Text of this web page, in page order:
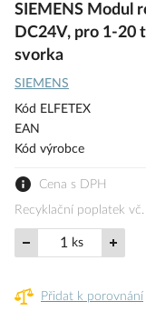
na
začátek
s
obrázky
SIEMENS Modul
DC24V, pro 1-20
svorka
SIEMENS
Kód ELFETEX
EAN
Kód výrobce
Cena s DPH
Recyklační poplatek vč.
ks
Přidat k porovnání